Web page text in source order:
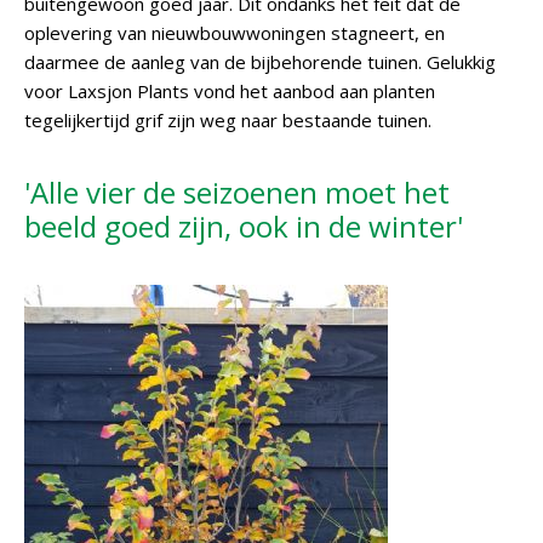
oplevering van nieuwbouwwoningen stagneert, en
daarmee de aanleg van de bijbehorende tuinen. Gelukkig
voor Laxsjon Plants vond het aanbod aan planten
tegelijkertijd grif zijn weg naar bestaande tuinen.
'Alle vier de seizoenen moet het
beeld goed zijn, ook in de winter'